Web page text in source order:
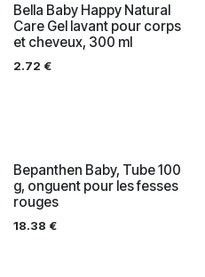
Bella Baby Happy Natural
Care Gel lavant pour corps
et cheveux, 300 ml
2.72 €
Bepanthen Baby, Tube 100
g, onguent pour les fesses
rouges
18.38 €